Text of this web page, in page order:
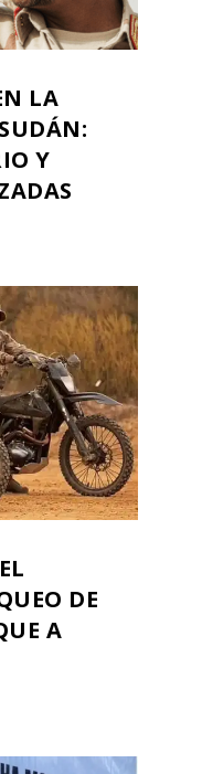
LA
Y
DE
A